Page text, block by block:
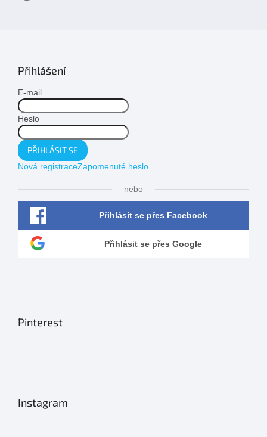
Přihlášení
E-mail
Heslo
PŘIHLÁSIT SE
Nová registraceZapomenuté heslo
nebo
Přihlásit se přes Facebook
Přihlásit se přes Google
Pinterest
Instagram